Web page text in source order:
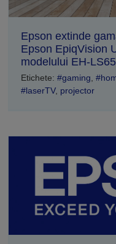
Epson extinde
Epson EpiqVision
modelului EH-
Etichete: #gaming
#laserTV, projector